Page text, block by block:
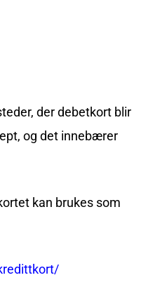
der debetkort blir
og det innebærer
kan brukes som